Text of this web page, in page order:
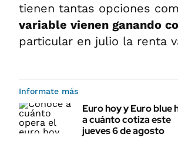
tienen tantas opciones
variable vienen ganando
particular en julio la renta
Informate más
Euro hoy y Euro blue
a cuánto cotiza este
jueves 6 de agosto